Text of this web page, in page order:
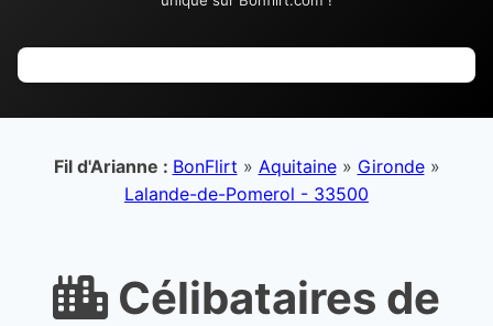
Fil d'Arianne : BonFlirt » Aquitaine» Gironde»
Lalande-de-Pomerol - 33500
Célibataires de